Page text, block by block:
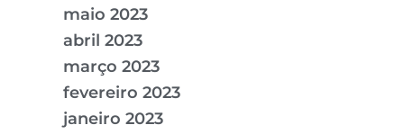
maio 2023
abril 2023
março 2023
fevereiro 2023
janeiro 2023